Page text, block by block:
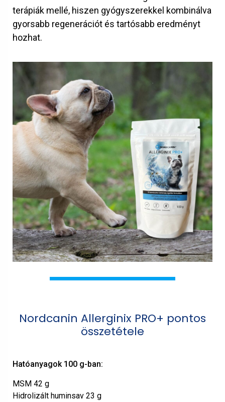
terápiák mellé, hiszen gyógyszerekkel kombinálva
gyorsabb regenerációt és tartósabb eredményt
hozhat.
Nordcanin Allerginix PRO+ pontos
összetétele
Hatóanyagok 100 g-ban:
MSM 42 g
Hidrolizált huminsav 23 g